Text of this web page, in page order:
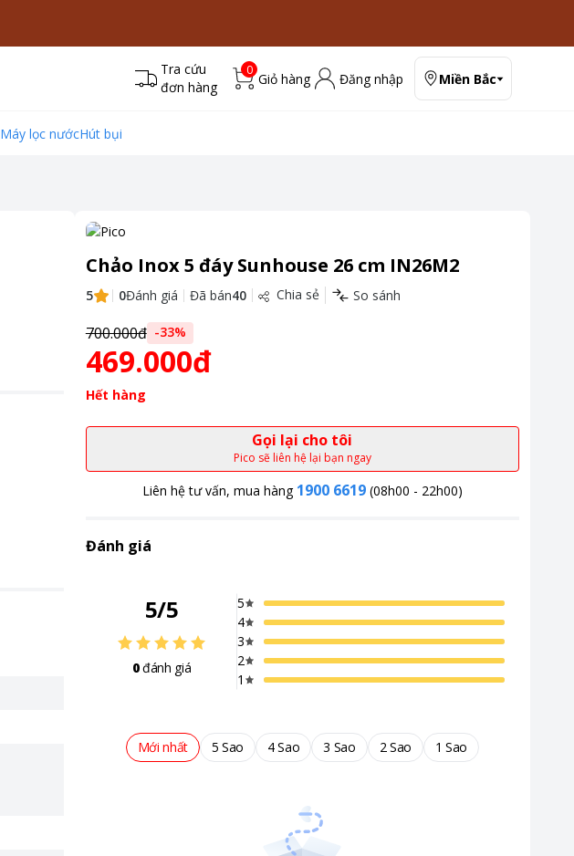
Tra cứu
đơn hàng
0
Giỏ hàng Đăng nhập Miền Bắc
Máy lọc nướcHút bụi
Chảo Inox 5 đáy Sunhouse 26 cm IN26M2
5 0Đánh giá Đã bán40 Chia sẻ So sánh
700.000đ -33%
469.000đ
Hết hàng
Gọi lại cho tôi
Pico sẽ liên hệ lại bạn ngay
Liên hệ tư vấn, mua hàng 1900 6619 (08h00 - 22h00)
Đánh giá
5/5
0đánh giá
5
4
3
2
1
Mới nhất 5 Sao 4 Sao 3 Sao 2 Sao 1 Sao